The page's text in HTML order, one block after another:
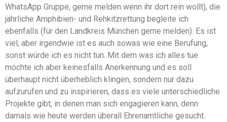
WhatsApp Gruppe, gerne melden wenn ihr dort rein wollt), die
jährliche Amphibien- und Rehkitzrettung begleite ich
ebenfalls (für den Landkreis München gerne melden). Es ist
viel, aber irgendwie ist es auch sowas wie eine Berufung,
sonst würde ich es nicht tun. Mit dem was ich alles tue
möchte ich aber keinesfalls Anerkennung und es soll
überhaupt nicht überheblich klingen, sondern nur dazu
aufzurufen und zu inspirieren, dass es viele unterschiedliche
Projekte gibt, in denen man sich engagieren kann, denn
damals wie heute werden überall Ehrenamtliche gesucht.